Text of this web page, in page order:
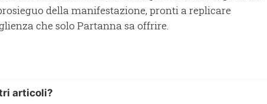
della manifestazione, pronti a replicare
che solo Partanna sa offrire.
articoli?